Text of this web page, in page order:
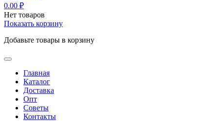
0.00 ₽
Нет товаров
Показать корзину
Добавьте товары в корзину
Главная
Каталог
Доставка
Опт
Советы
Контакты